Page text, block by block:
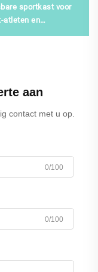
sportkast voor
atleten en
aan
contact met u op.
0/100
0/100